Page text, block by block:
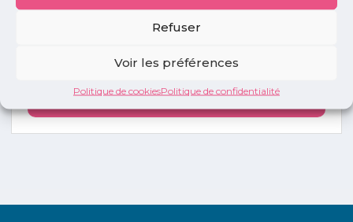
Refuser
Voir les préférences
Politique de cookiesPolitique de confidentialité
annonces